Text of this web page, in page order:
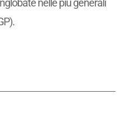
nelle più generali